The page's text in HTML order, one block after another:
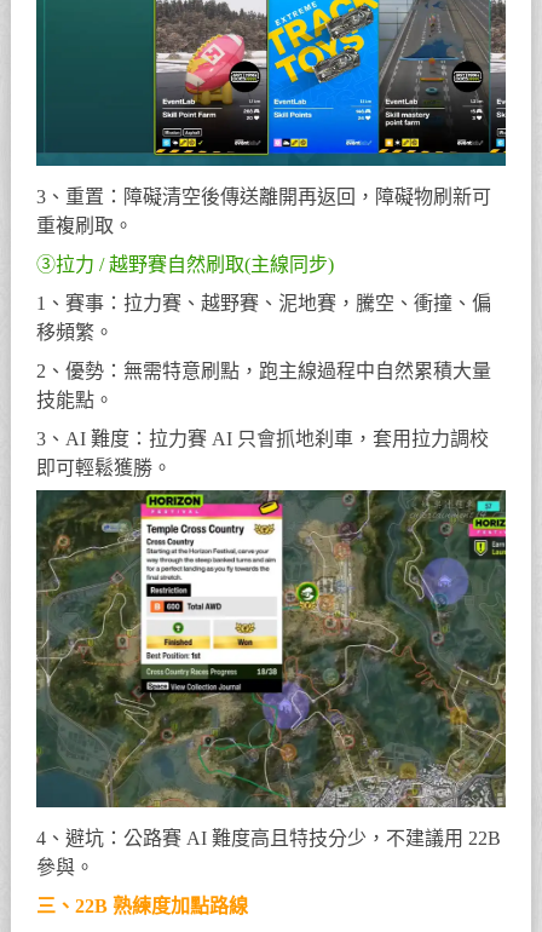
3、重置：障礙清空後傳送離開再返回，障礙物刷新可
重複刷取。
③拉力 / 越野賽自然刷取(主線同步)
1、賽事：拉力賽、越野賽、泥地賽，騰空、衝撞、偏
移頻繁。
2、優勢：無需特意刷點，跑主線過程中自然累積大量
技能點。
3、AI 難度：拉力賽 AI 只會抓地刹車，套用拉力調校
即可輕鬆獲勝。
4、避坑：公路賽 AI 難度高且特技分少，不建議用 22B
參與。
三、22B 熟練度加點路線